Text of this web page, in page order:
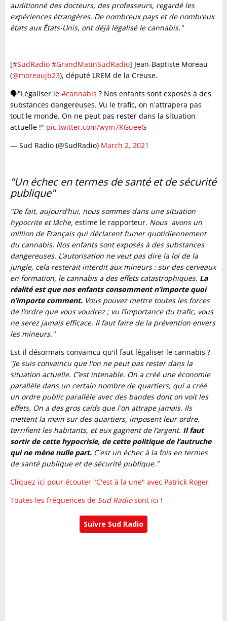
auditionné des docteurs, des professeurs, regardé les
expériences étrangères. De nombreux pays et de nombreux
états aux États-Unis, ont déjà légalisé le cannabis."
[#SudRadio #GrandMatinSudRadio] Jean-Baptiste Moreau
(@moreaujb23), député LREM de la Creuse.
🗣️"Légaliser le #cannabis ? Nos enfants sont exposés à des
substances dangereuses. Vu le trafic, on n'attrapera pas
tout le monde. On ne peut pas rester dans la situation
actuelle !" pic.twitter.com/wym7KGueeG
— Sud Radio (@SudRadio) March 2, 2021
"Un échec en termes de santé et de sécurité
publique"
"De fait, aujourd’hui, nous sommes dans une situation
hypocrite et lâche, estime le rapporteur. Nous avons un
million de Français qui déclarent fumer quotidiennement
du cannabis. Nos enfants sont exposés à des substances
dangereuses. L’autorisation ne veut pas dire la loi de la
jungle, cela resterait interdit aux mineurs : sur des cerveaux
en formation, le cannabis a des effets catastrophiques. La
réalité est que nos enfants consomment n’importe quoi
n’importe comment. Vous pouvez mettre toutes les forces
de l’ordre que vous voudrez ; vu l’importance du trafic, vous
ne serez jamais efficace. Il faut faire de la prévention envers
les mineurs."
Est-il désormais convaincu qu'il faut légaliser le cannabis ?
"Je suis convaincu que l'on ne peut pas rester dans la
situation actuelle. C’est intenable. On a créé une économie
parallèle dans un certain nombre de quartiers, qui a créé
un ordre public parallèle avec des bandes dont on voit les
effets. On a des gros caïds que l'on attrape jamais. Ils
mettent la main sur des quartiers, imposent leur ordre,
terrifient les habitants, et eux gagnent de l’argent. Il faut
sortir de cette hypocrisie, de cette politique de l’autruche
qui ne mène nulle part. C'est un échec à la fois en termes
de santé publique et de sécurité publique."
Cliquez ici pour écouter "C'est à la une" avec Patrick Roger
Toutes les fréquences de Sud Radiosont ici !
Suivre Sud Radio